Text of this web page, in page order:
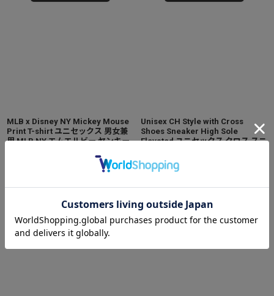
MLB x Disney NY Mickey Mouse
Print T-shirt ユニセックス 男女兼
用 MLB NY エムエルビー ヤンキー
2605-t1042158433097 ]
14,000円(税込)
Unisex CH Style with Cross
Shoes Sneaker High Sole
Elevated ユニセックス クロス スニ
イズ37~44
6,800円(税込)
カートに入れる